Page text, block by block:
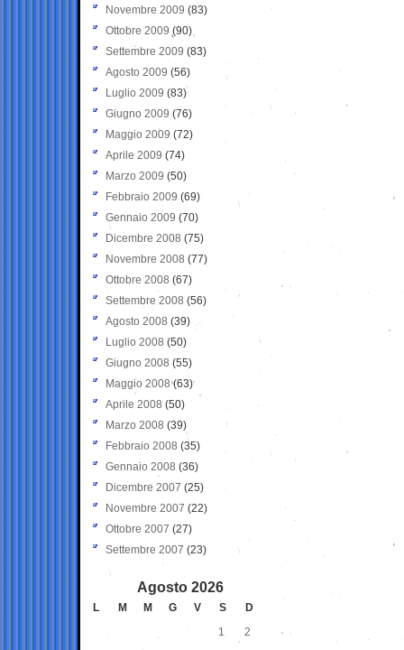
Novembre 2009 (83)
Ottobre 2009 (90)
Settembre 2009 (83)
Agosto 2009 (56)
Luglio 2009 (83)
Giugno 2009 (76)
Maggio 2009 (72)
Aprile 2009 (74)
Marzo 2009 (50)
Febbraio 2009 (69)
Gennaio 2009 (70)
Dicembre 2008 (75)
Novembre 2008 (77)
Ottobre 2008 (67)
Settembre 2008 (56)
Agosto 2008 (39)
Luglio 2008 (50)
Giugno 2008 (55)
Maggio 2008(63)
Aprile 2008 (50)
Marzo 2008 (39)
Febbraio 2008 (35)
Gennaio 2008 (36)
Dicembre 2007 (25)
Novembre 2007 (22)
Ottobre 2007 (27)
Settembre 2007 (23)
Agosto 2026
L M M G V S
D
1
2